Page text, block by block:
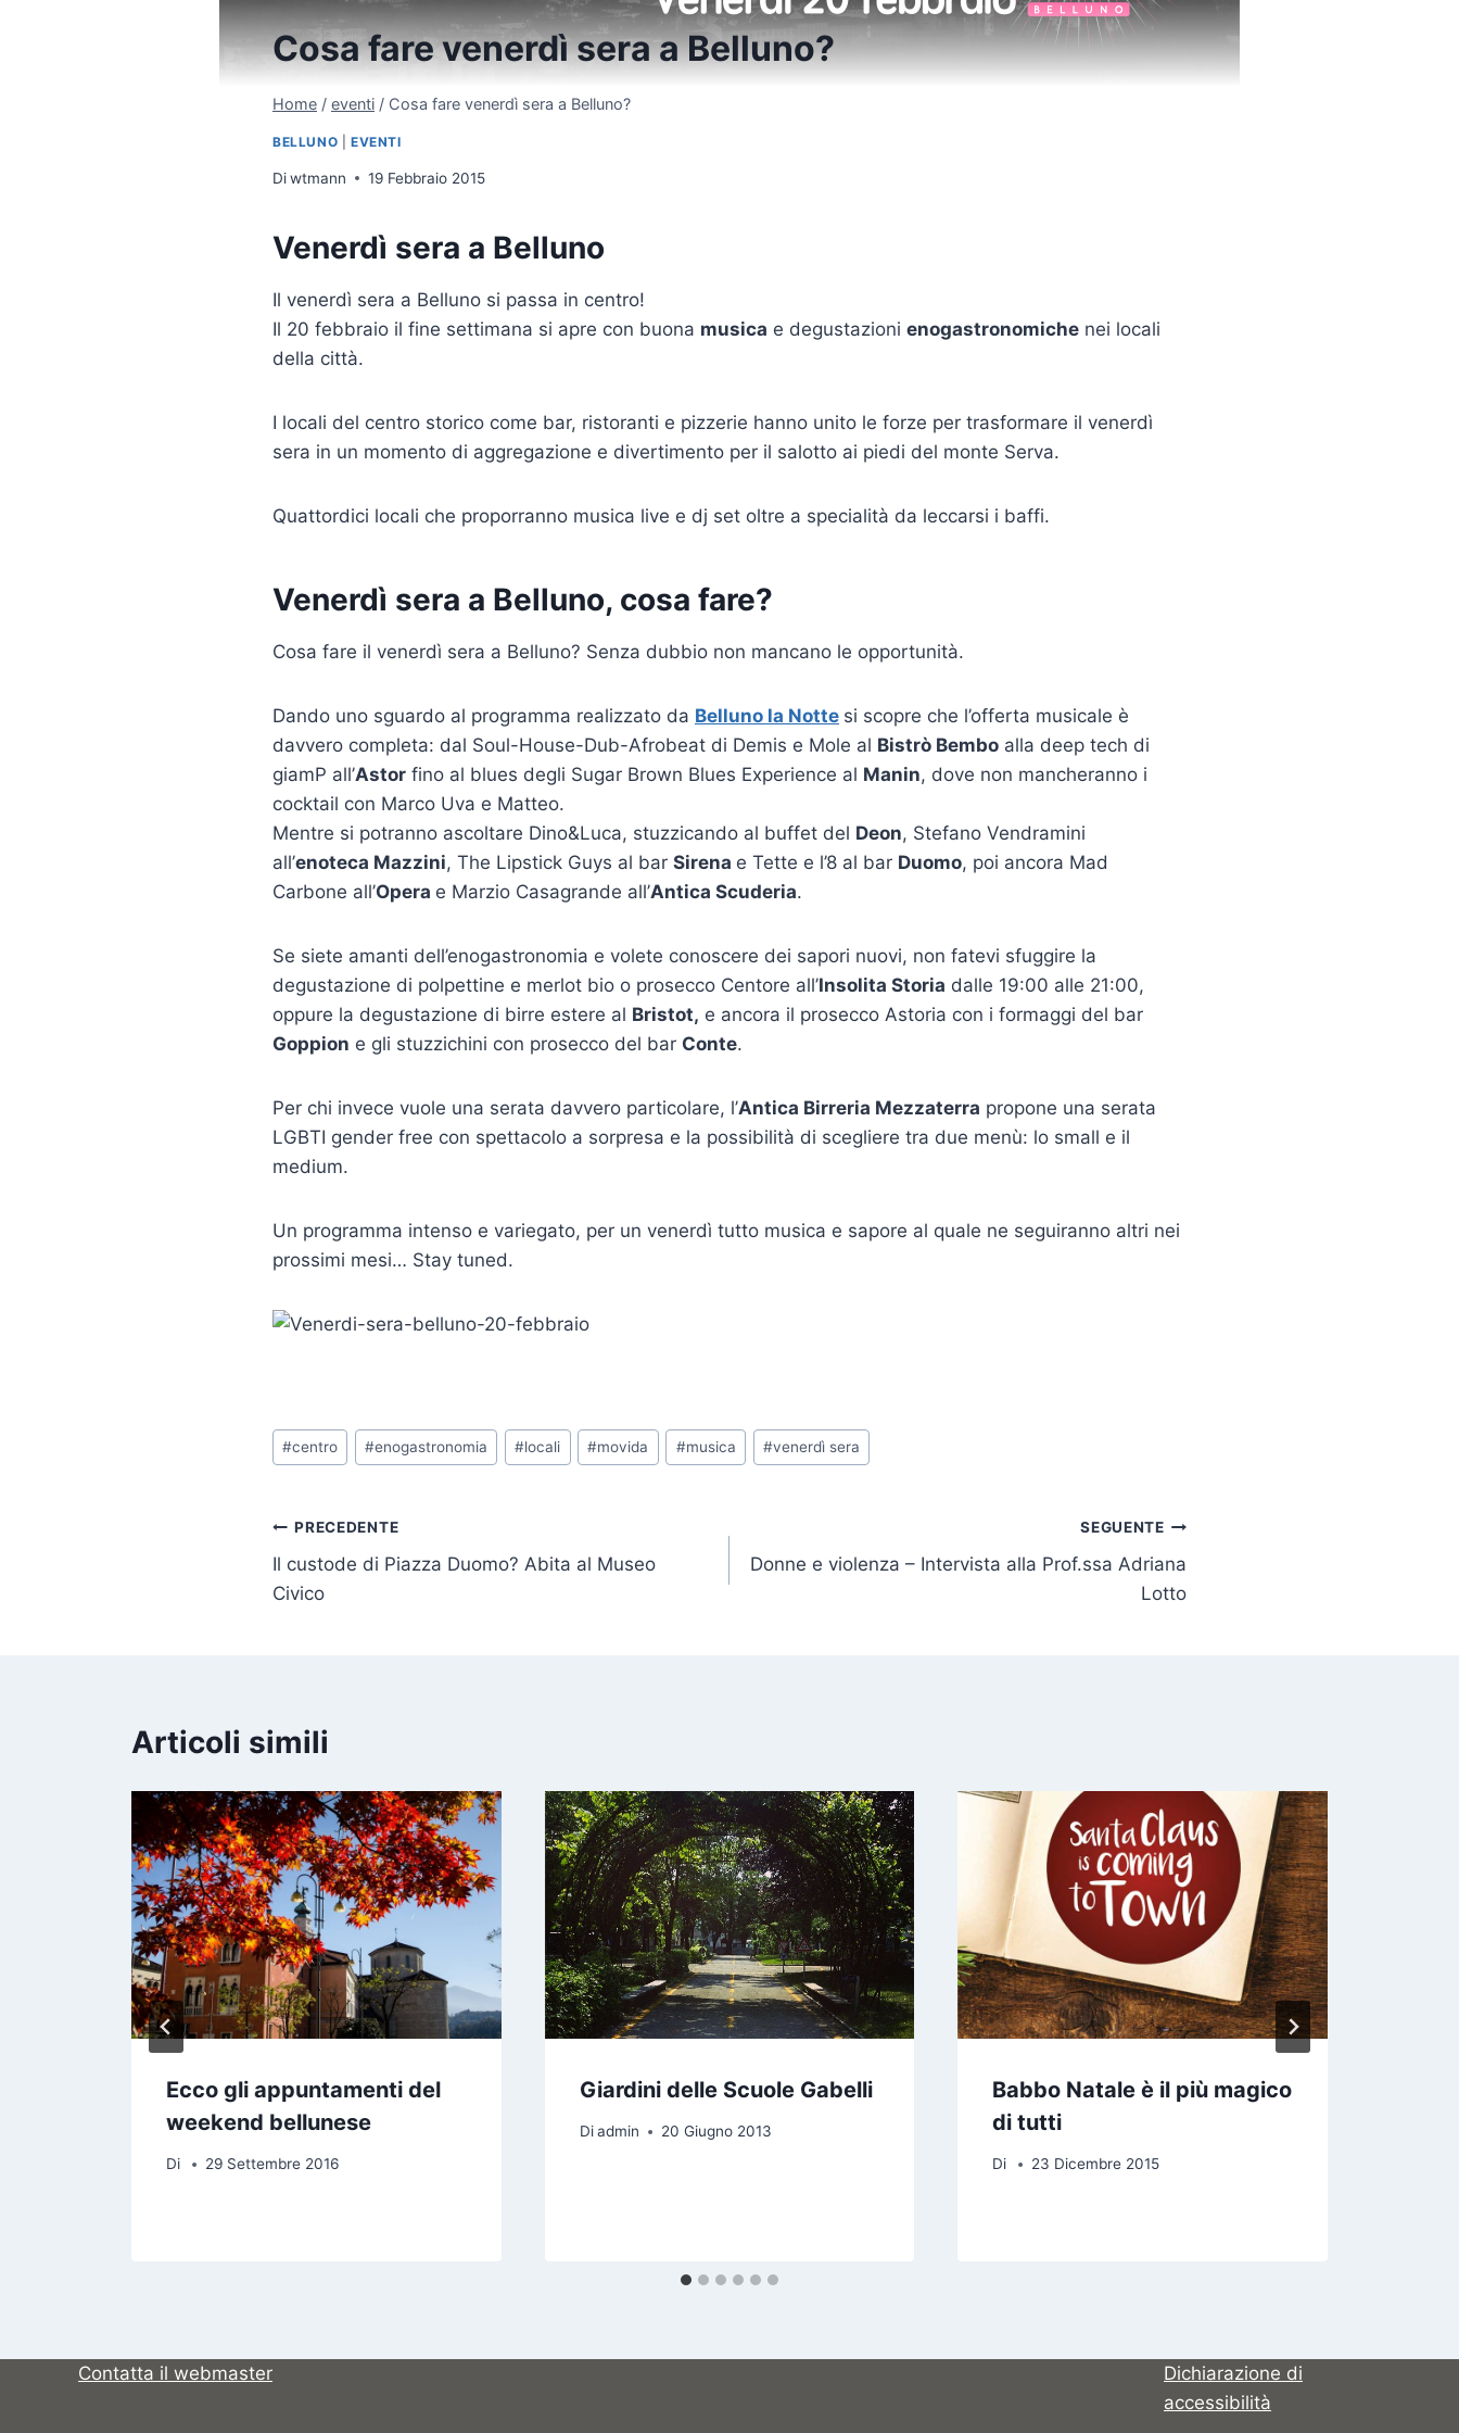
Cosa fare venerdì sera a Belluno?
Home / eventi / Cosa fare venerdì sera a Belluno?
BELLUNO EVENTI
Diwtmann 19 Febbraio 2015
Venerdì sera a Belluno
Il venerdì sera a Belluno si passa in centro!
Il 20 febbraio il fine settimana si apre con buona musica e degustazioni enogastronomiche nei locali
della città.
I locali del centro storico come bar, ristoranti e pizzerie hanno unito le forze per trasformare il venerdì
sera in un momento di aggregazione e divertimento per il salotto ai piedi del monte Serva.
Quattordici locali che proporranno musica live e dj set oltre a specialità da leccarsi i baffi.
Venerdì sera a Belluno, cosa fare?
Cosa fare il venerdì sera a Belluno? Senza dubbio non mancano le opportunità.
Dando uno sguardo al programma realizzato da Belluno la Notte si scopre che l’offerta musicale è
davvero completa: dal Soul-House-Dub-Afrobeat di Demis e Mole al Bistrò Bembo alla deep tech di
giamP all’Astor fino al blues degli Sugar Brown Blues Experience al Manin, dove non mancheranno i
cocktail con Marco Uva e Matteo.
Mentre si potranno ascoltare Dino&Luca, stuzzicando al buffet del Deon, Stefano Vendramini
all’enoteca Mazzini, The Lipstick Guys al bar Sirena e Tette e l’8 al bar Duomo, poi ancora Mad
Carbone all’Opera e Marzio Casagrande all’Antica Scuderia.
Se siete amanti dell’enogastronomia e volete conoscere dei sapori nuovi, non fatevi sfuggire la
degustazione di polpettine e merlot bio o prosecco Centore all’Insolita Storia dalle 19:00 alle 21:00,
oppure la degustazione di birre estere al Bristot, e ancora il prosecco Astoria con i formaggi del bar
Goppion e gli stuzzichini con prosecco del bar Conte.
Per chi invece vuole una serata davvero particolare, l’Antica Birreria Mezzaterra propone una serata
LGBTI gender free con spettacolo a sorpresa e la possibilità di scegliere tra due menù: lo small e il
medium.
Un programma intenso e variegato, per un venerdì tutto musica e sapore al quale ne seguiranno altri nei
prossimi mesi… Stay tuned.
Tag
articolo:
#centro #enogastronomia #locali #movida #musica #venerdì sera
Navigazione
articoli
PRECEDENTE
Il custode di Piazza Duomo? Abita al Museo
Civico
SEGUENTE
Donne e violenza – Intervista alla Prof.ssa Adriana
Lotto
Articoli simili
Ecco gli appuntamenti del
weekend bellunese
Di 29 Settembre 2016
Giardini delle Scuole Gabelli
Di admin 20 Giugno 2013
Babbo Natale è il più magico
di tutti
Di 23 Dicembre 2015
Contatta il webmaster
Dichiarazione di
accessibilità